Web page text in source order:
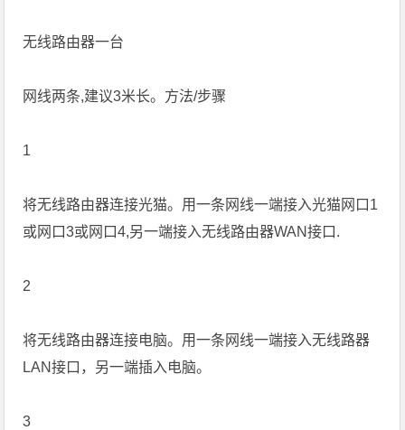
无线路由器一台
网线两条,建议3米长。方法/步骤
1
将无线路由器连接光猫。用一条网线一端接入光猫网口1
或网口3或网口4,另一端接入无线路由器WAN接口.
2
将无线路由器连接电脑。用一条网线一端接入无线路器
LAN接口，另一端插入电脑。
3